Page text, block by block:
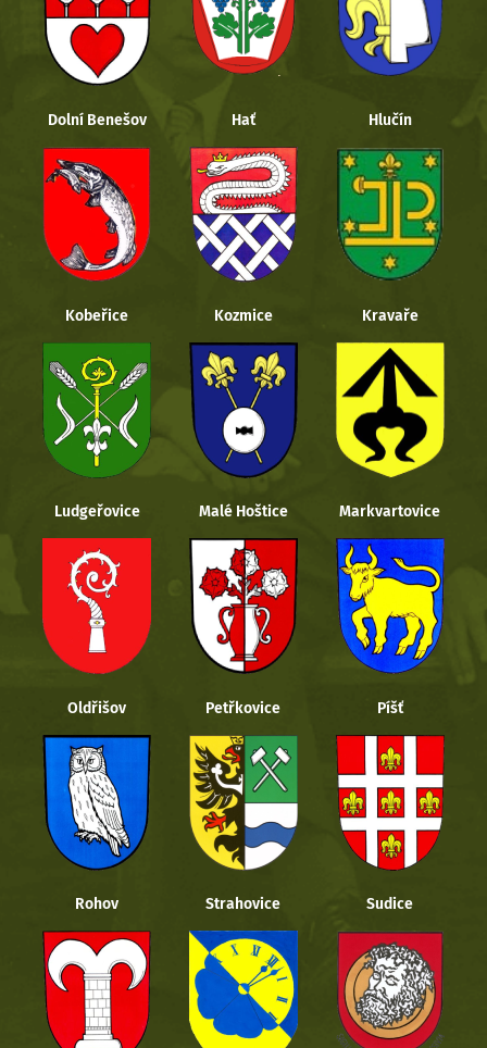
Dolní Benešov Hať Hlučín
Kobeřice Kozmice Kravaře
Ludgeřovice Malé Hoštice Markvartovice
Oldřišov Petřkovice Píšť
Rohov Strahovice Sudice